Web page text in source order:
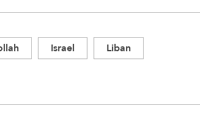
Israel Liban